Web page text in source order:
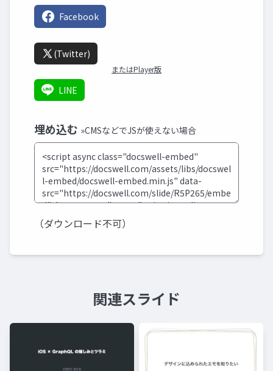
Facebook
(Twitter)
またはPlayer版
LINE
埋め込む »CMSなどでJSが使えない場合
（ダウンロード不可）
関連スライド